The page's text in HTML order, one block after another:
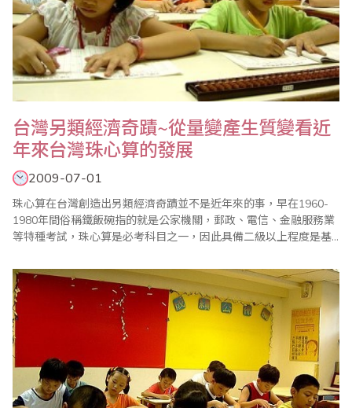
台灣另類經濟奇蹟~從量變產生質變看近
年來台灣珠心算的發展
2009-07-01
珠心算在台灣創造出另類經濟奇蹟並不是近年來的事，早在1960-
1980年間俗稱鐵飯碗指的就是公家機關，郵政、電信、金融服務業
等特種考試，珠心算是必考科目之一，因此具備二級以上程度是基
下的廣告詞可見一斑： 學習心算的好處→☆增強記憶力、注意力、
創造力☆加強數學理解力☆增強算數加減乘除計算能力與自信心☆
藉由專業訓練，可朔性..